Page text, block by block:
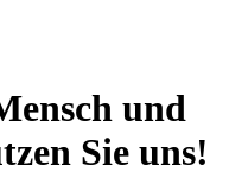
und
Sie uns!